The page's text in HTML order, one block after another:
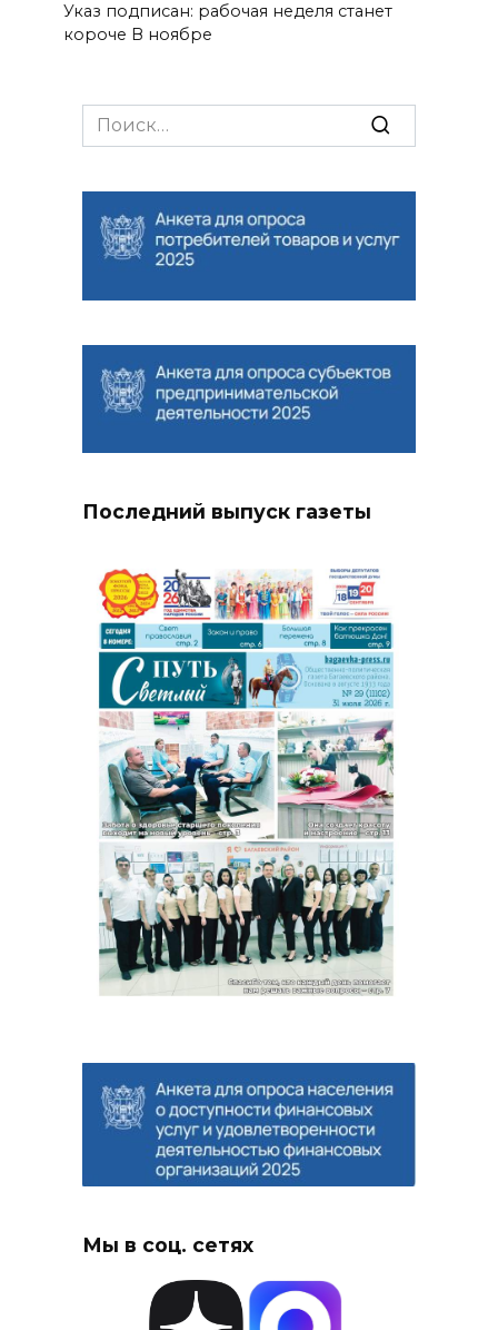
Указ подписан: рабочая неделя станет
короче В ноябре
Search
for:
Последний выпуск газеты
Мы в соц. сетях